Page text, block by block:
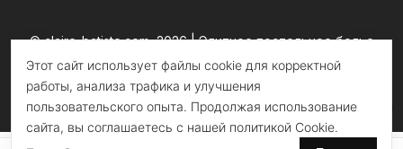
© claire-batiste.com, 2026 |Элитное постельное белье
Информация на сайте носит информационный характер и не
является публичной офертой
Этот сайт использует файлы cookie для корректной
работы, анализа трафика и улучшения
пользовательского опыта. Продолжая использование
сайта, вы соглашаетесь с нашей политикой Cookie.